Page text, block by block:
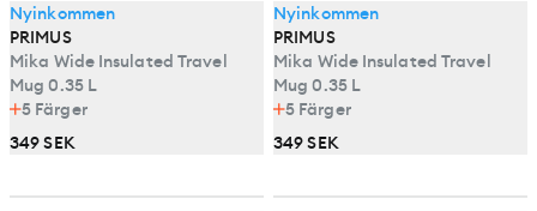
Nyinkommen
PRIMUS
Mika Wide Insulated Travel
Mug 0.35 L
5 Färger
349 SEK
Nyinkommen
PRIMUS
Mika Wide Insulated Travel
Mug 0.35 L
5 Färger
349 SEK